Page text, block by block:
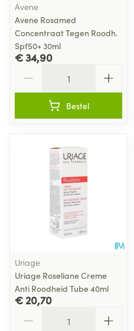
Avene
Avene Rosamed
Concentraat Tegen Roodh.
Spf50+ 30ml
€ 34,90
Bestel
Uriage
Uriage Roseliane Creme
Anti Roodheid Tube 40ml
€ 20,70